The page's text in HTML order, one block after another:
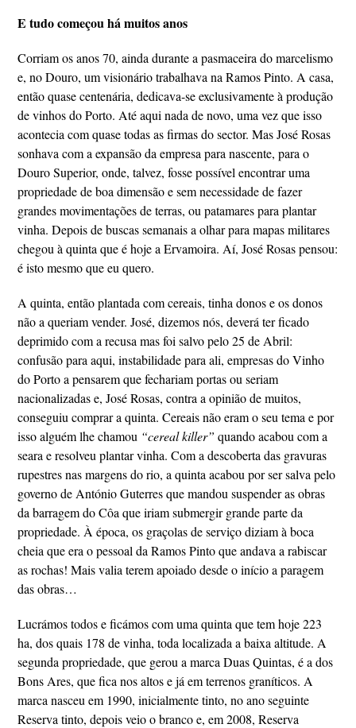
E tudo começou há muitos anos
Corriam os anos 70, ainda durante a pasmaceira do marcelismo
e, no Douro, um visionário trabalhava na Ramos Pinto. A casa,
então quase centenária, dedicava-se exclusivamente à produção
de vinhos do Porto. Até aqui nada de novo, uma vez que isso
acontecia com quase todas as firmas do sector. Mas José Rosas
sonhava com a expansão da empresa para nascente, para o
Douro Superior, onde, talvez, fosse possível encontrar uma
propriedade de boa dimensão e sem necessidade de fazer
grandes movimentações de terras, ou patamares para plantar
vinha. Depois de buscas semanais a olhar para mapas militares
chegou à quinta que é hoje a Ervamoira. Aí, José Rosas pensou:
é isto mesmo que eu quero.
A quinta, então plantada com cereais, tinha donos e os donos
não a queriam vender. José, dizemos nós, deverá ter ficado
deprimido com a recusa mas foi salvo pelo 25 de Abril:
confusão para aqui, instabilidade para ali, empresas do Vinho
do Porto a pensarem que fechariam portas ou seriam
nacionalizadas e, José Rosas, contra a opinião de muitos,
conseguiu comprar a quinta. Cereais não eram o seu tema e por
isso alguém lhe chamou “cereal killer” quando acabou com a
seara e resolveu plantar vinha. Com a descoberta das gravuras
rupestres nas margens do rio, a quinta acabou por ser salva pelo
governo de António Guterres que mandou suspender as obras
da barragem do Côa que iriam submergir grande parte da
propriedade. À época, os graçolas de serviço diziam à boca
cheia que era o pessoal da Ramos Pinto que andava a rabiscar
as rochas! Mais valia terem apoiado desde o início a paragem
das obras…
Lucrámos todos e ficámos com uma quinta que tem hoje 223
ha, dos quais 178 de vinha, toda localizada a baixa altitude. A
segunda propriedade, que gerou a marca Duas Quintas, é a dos
Bons Ares, que fica nos altos e já em terrenos graníticos. A
marca nasceu em 1990, inicialmente tinto, no ano seguinte
Reserva tinto, depois veio o branco e, em 2008, Reserva